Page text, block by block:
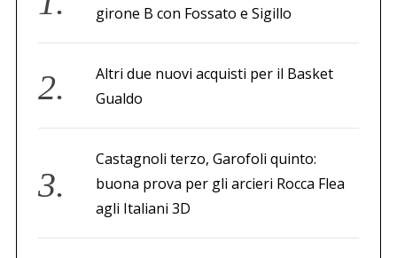
girone B con Fossato e Sigillo
Altri due nuovi acquisti per il Basket
Gualdo
Castagnoli terzo, Garofoli quinto:
buona prova per gli arcieri Rocca Flea
agli Italiani 3D